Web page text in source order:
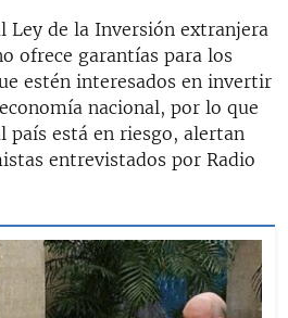
Ley de la Inversión extranjera
ofrece garantías para los
estén interesados en invertir
nacional, por lo que
país está en riesgo, alertan
entrevistados por Radio